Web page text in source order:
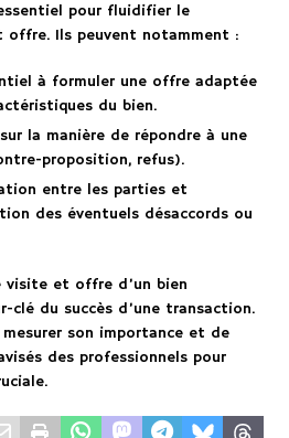
pour fluidifier le
offre. Ils peuvent notamment :
à formuler une offre adaptée
du bien.
la manière de répondre à une
proposition, refus).
entre les parties et
des éventuels désaccords ou
visite et offre d’un bien
clé du succès d’une transaction.
son importance et de
des professionnels pour